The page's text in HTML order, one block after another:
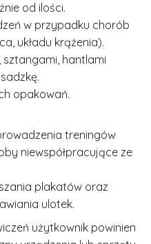
od ilości.
w przypadku chorób
układu krążenia).
sztangami, hantlami
opakowań.
treningów
niewspółpracujące ze
plakatów oraz
ulotek.
użytkownik powinien